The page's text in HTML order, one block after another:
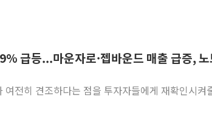
李대통령 "결혼
추미애, '위안부'
인천 선재도 갯벌
인천서 말다툼 중
'화합' 꺼낸 김민
급등...마운자로·젭바운드 매출 급증,
전히 견조하다는 점을 투자자들에게 재확인시켜